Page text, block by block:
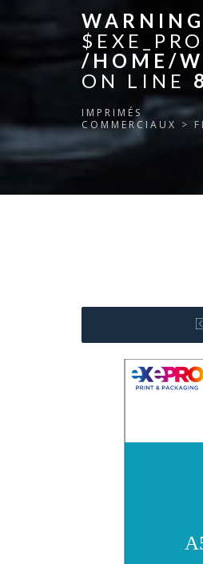
WARNING
/HOME/
ON LINE
IMPRIMÉS
COMMERCIAUX >